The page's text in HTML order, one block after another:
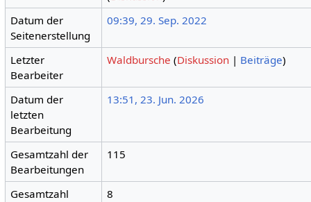
Datum der
Seitenerstellung
09:39, 29. Sep. 2022
Letzter
Bearbeiter
Waldbursche (Diskussion | Beiträge)
Datum der
letzten
Bearbeitung
13:51, 23. Jun. 2026
Gesamtzahl der
Bearbeitungen
115
Gesamtzahl
8